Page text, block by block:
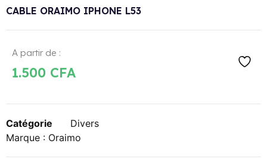
CABLE ORAIMO IPHONE L53
A partir de :
1.500 CFA
Catégorie
Divers
Marque : Oraimo